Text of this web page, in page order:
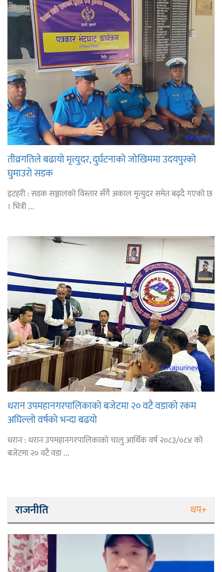
तीव्रगतिले बढायो मृत्युदर, दुर्घटनाको जोखिममा उदयपुरको
घुमाउरो सडक
इटहरी : सडक सञ्जालको विस्तार सँगै अकाल मृत्युदर समेत बढ्दै गएको छ
। भित्री ...
धरान उपमहानगरपालिकाको बजेटमा २० वटै वडाको रकम
अघिल्लो वर्षको भन्दा बढयो
धरान : धरान उपमहानगरपालिकाको चालु आर्थिक वर्ष २०८३/०८४ को
बजेटमा २० वटै वडा ...
राजनीति थप+